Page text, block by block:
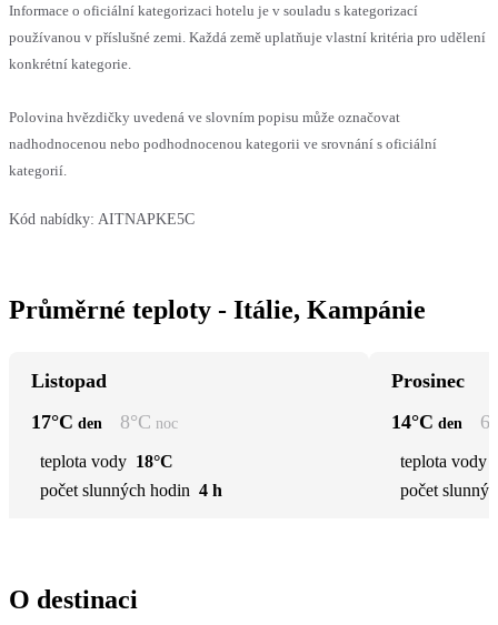
Informace o oficiální kategorizaci hotelu je v souladu s kategorizací
používanou v příslušné zemi. Každá země uplatňuje vlastní kritéria pro udělení
konkrétní kategorie.
Polovina hvězdičky uvedená ve slovním popisu může označovat
nadhodnocenou nebo podhodnocenou kategorii ve srovnání s oficiální
kategorií.
Kód nabídky: AITNAPKE5C
Průměrné teploty - Itálie, Kampánie
Listopad
17°C den 8°C noc
teplota vody 18°C
počet slunných hodin 4 h
Prosinec
14°C den 6
teplota vody
počet
O destinaci